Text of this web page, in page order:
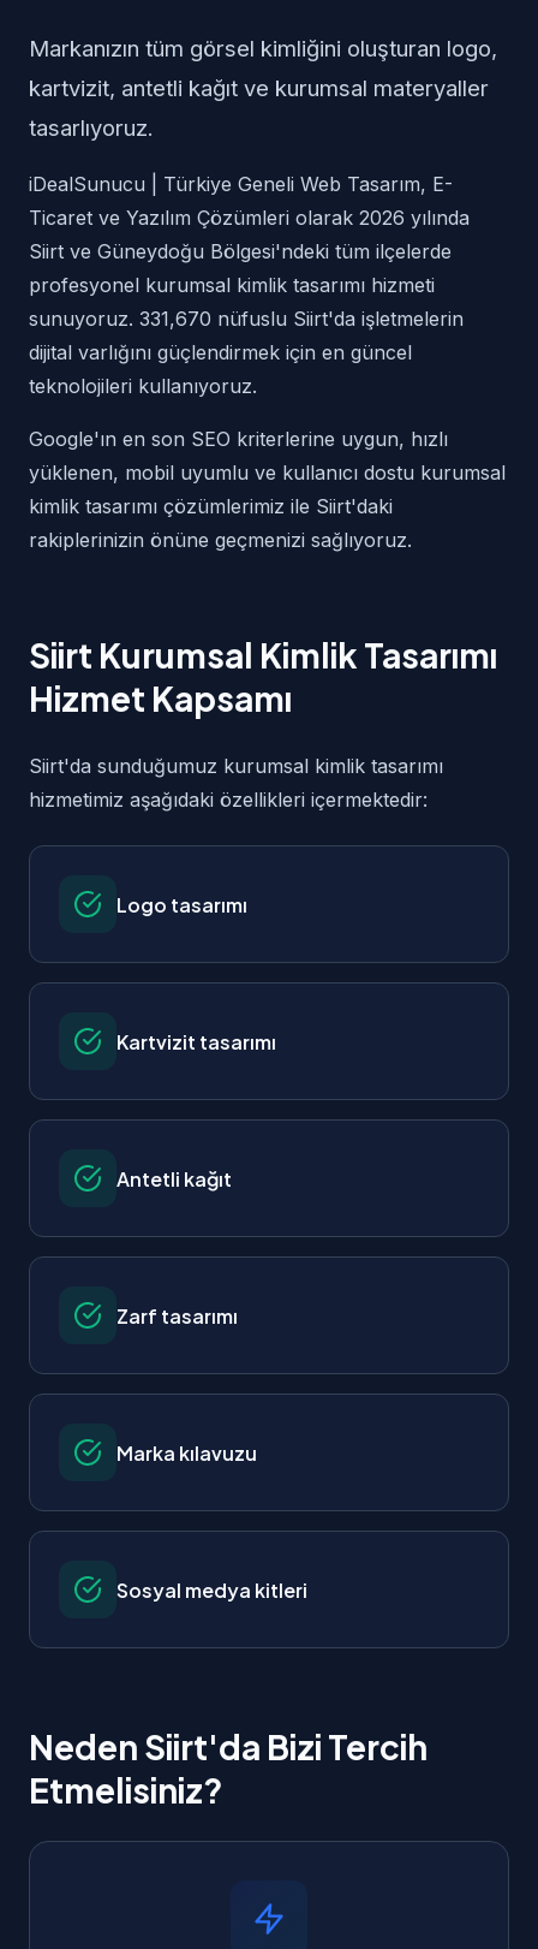
Markanızın tüm görsel kimliğini oluşturan logo,
kartvizit, antetli kağıt ve kurumsal materyaller
tasarlıyoruz.
iDealSunucu | Türkiye Geneli Web Tasarım, E-
Ticaret ve Yazılım Çözümleri olarak 2026 yılında
Siirt ve Güneydoğu Bölgesi'ndeki tüm ilçelerde
profesyonel kurumsal kimlik tasarımı hizmeti
sunuyoruz. 331,670 nüfuslu Siirt'da işletmelerin
dijital varlığını güçlendirmek için en güncel
teknolojileri kullanıyoruz.
Google'ın en son SEO kriterlerine uygun, hızlı
yüklenen, mobil uyumlu ve kullanıcı dostu kurumsal
kimlik tasarımı çözümlerimiz ile Siirt'daki
rakiplerinizin önüne geçmenizi sağlıyoruz.
Siirt Kurumsal Kimlik Tasarımı
Hizmet Kapsamı
Siirt'da sunduğumuz kurumsal kimlik tasarımı
hizmetimiz aşağıdaki özellikleri içermektedir:
Logo tasarımı
Kartvizit tasarımı
Antetli kağıt
Zarf tasarımı
Marka kılavuzu
Sosyal medya kitleri
Neden Siirt'da Bizi Tercih
Etmelisiniz?